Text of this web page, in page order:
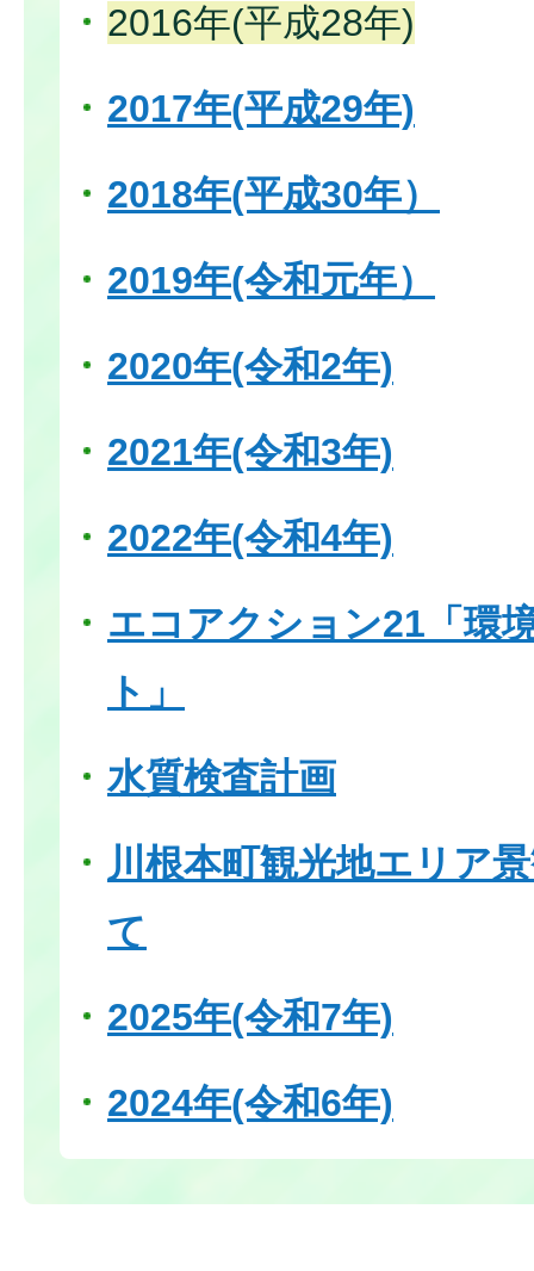
2016年(平成28年)
2017年(平成29年)
2018年(平成30年）
2019年(令和元年）
2020年(令和2年)
2021年(令和3年)
2022年(令和4年)
エコアクション21「環
ト」
水質検査計画
川根本町観光地エリア
て
2025年(令和7年)
2024年(令和6年)